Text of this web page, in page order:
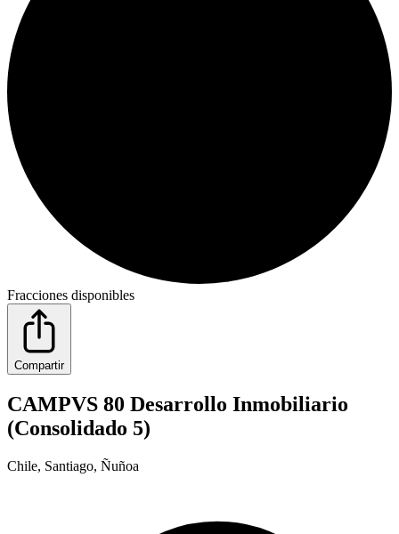
Fracciones disponibles
Compartir
CAMPVS 80 Desarrollo Inmobiliario
(Consolidado 5)
Chile, Santiago, Ñuñoa